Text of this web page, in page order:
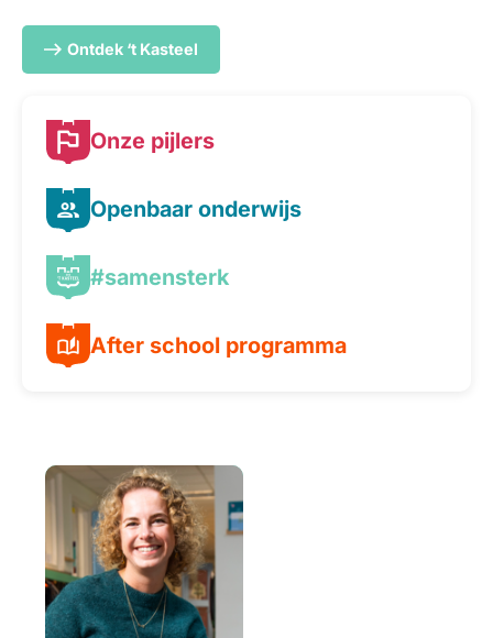
Ontdek ‘t Kasteel
Onze pijlers
Openbaar onderwijs
#samensterk
After school programma